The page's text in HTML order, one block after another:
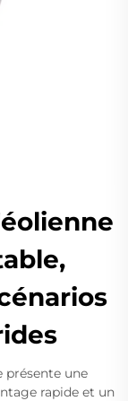
présente une
rapide et un